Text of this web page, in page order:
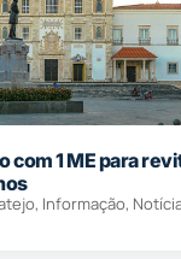
com 1 ME para
, Informação,